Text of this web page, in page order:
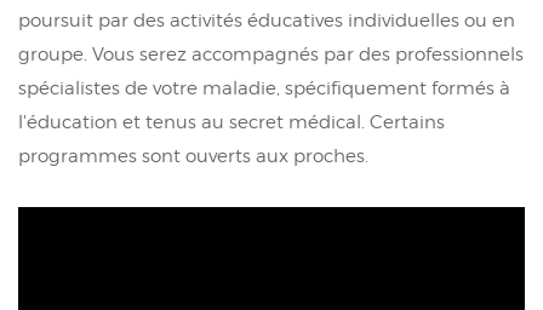
poursuit par des activités éducatives individuelles ou en
groupe. Vous serez accompagnés par des professionnels
spécialistes de votre maladie, spécifiquement formés à
l'éducation et tenus au secret médical. Certains
programmes sont ouverts aux proches.